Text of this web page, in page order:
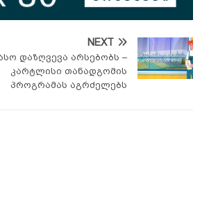
NEXT
დაზღვევა არსებობს –
კარტლისი თანადგომის
პროგრამას აგრძელებს